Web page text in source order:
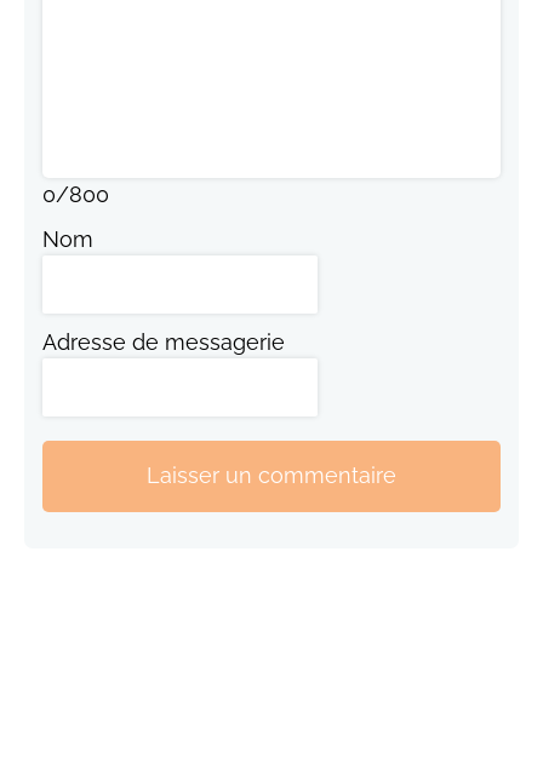
0/800
Nom
Adresse de messagerie
Laisser un commentaire